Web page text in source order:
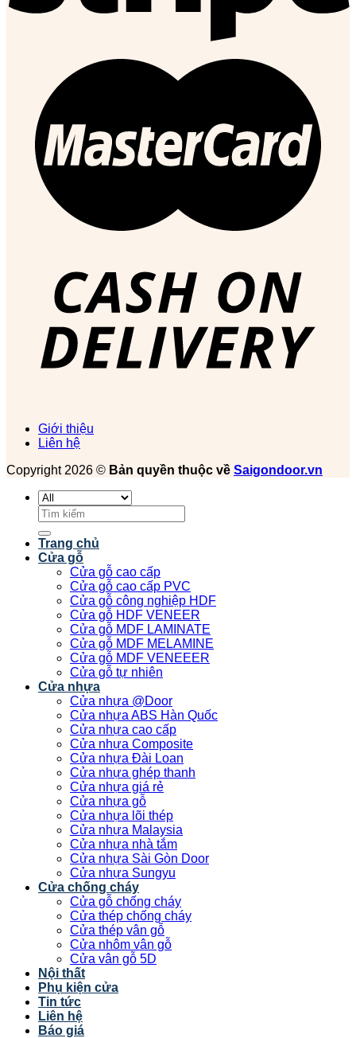
Giới thiệu
Liên hệ
Copyright 2026 © Bản quyền thuộc về Saigondoor.vn
Tìm
kiếm:
Trang chủ
Cửa gỗ
Cửa gỗ cao cấp
Cửa gỗ cao cấp PVC
Cửa gỗ công nghiệp HDF
Cửa gỗ HDF VENEER
Cửa gỗ MDF LAMINATE
Cửa gỗ MDF MELAMINE
Cửa gỗ MDF VENEEER
Cửa gỗ tự nhiên
Cửa nhựa
Cửa nhựa @Door
Cửa nhựa ABS Hàn Quốc
Cửa nhựa cao cấp
Cửa nhựa Composite
Cửa nhựa Đài Loan
Cửa nhựa ghép thanh
Cửa nhựa giá rẻ
Cửa nhựa gỗ
Cửa nhựa lõi thép
Cửa nhựa Malaysia
Cửa nhựa nhà tắm
Cửa nhựa Sài Gòn Door
Cửa nhựa Sungyu
Cửa chống cháy
Cửa gỗ chống cháy
Cửa thép chống cháy
Cửa thép vân gỗ
Cửa nhôm vân gỗ
Cửa vân gỗ 5D
Nội thất
Phụ kiện cửa
Tin tức
Liên hệ
Báo giá